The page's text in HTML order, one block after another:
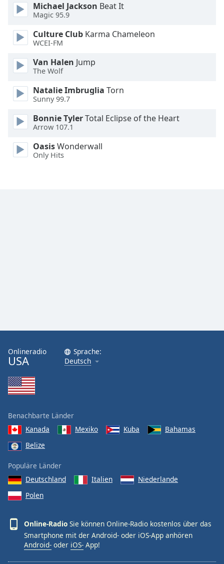
Opacity
Font
Edge
Style
Font
Family
Michael Jackson Beat It
Magic 95.9
Culture Club Karma Chameleon
WCEI-FM
Van Halen Jump
The Wolf
Natalie Imbruglia Torn
Sunny 99.7
Bonnie TylerTotal Eclipse of the Heart
Arrow 107.1
OasisWonderwall
Only Hits
Onlineradio
USA
Sprache:
Deutsch
Benachbarte Länder
Kanada
Mexiko Kuba
Bahamas
Belize
Populäre Länder
Deutschland
Italien
Niederlande
Polen
Online-Radio Sie können Online-Radio kostenlos über das
Smartphone mit der Android- oder iOS-App anhören
Android- oder iOS- App!